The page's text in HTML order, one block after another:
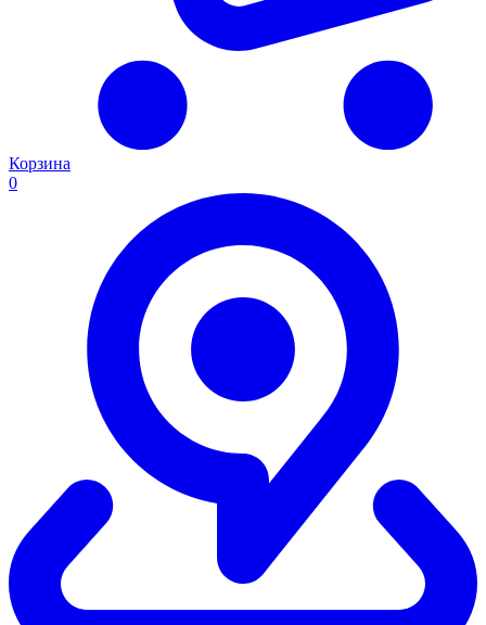
Корзина
0